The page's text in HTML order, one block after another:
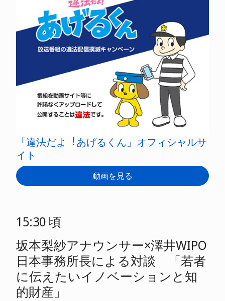
「違法だよ︕あげるくん」オフィシャルサ
イト
動画を見る
15:30 頃
坂本梨紗アナウンサー×澤井WIPO
⽇本事務所⻑による対談 「若者
に伝えたいイノベーションと知
的財産」